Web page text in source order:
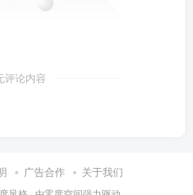
评论内容
广告合作 关于我们